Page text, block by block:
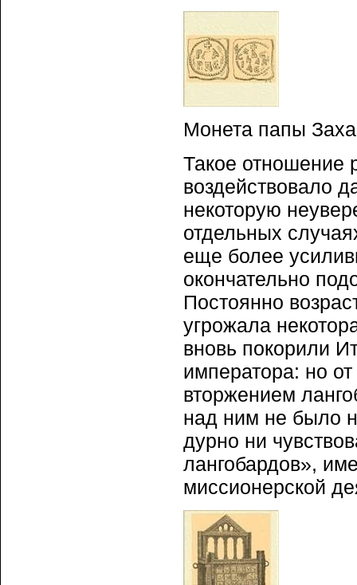
Монета папы
Такое отношение
воздействовало
некоторую
отдельных
еще более
окончательно
Постоянно
угрожала
вновь покорили
императора: но
вторжением
над ним не было
дурно ни
лангобардов»,
миссионерской